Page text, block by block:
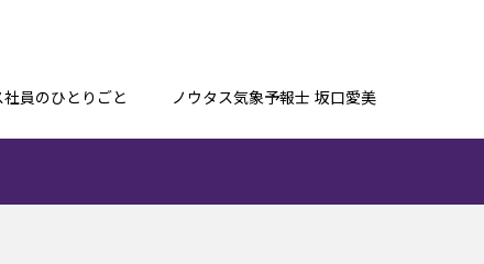
社員のひとりごと ノウタス気象予報士 坂口愛美